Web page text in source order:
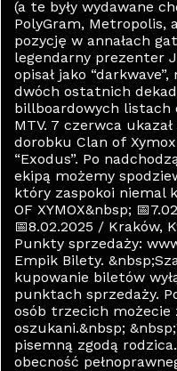
(a te były wydawane
PolyGram, Metropolis,
pozycję w annałach
legendarny prezenter
opisał jako
dwóch ostatnich
billboardowych listach
MTV. 7 czerwca
dorobku Clan of
“Exodus”. Po
ekipą możemy
który zaspokoi niemal
OF XYMOX&nbsp;
📅8.02.2025 / Kraków,
Punkty sprzedaży:
Empik Bilety.
kupowanie biletów
punktach sprzedaży.
osób trzecich możecie
oszukani.&nbsp;
pisemną zgodą
obecność